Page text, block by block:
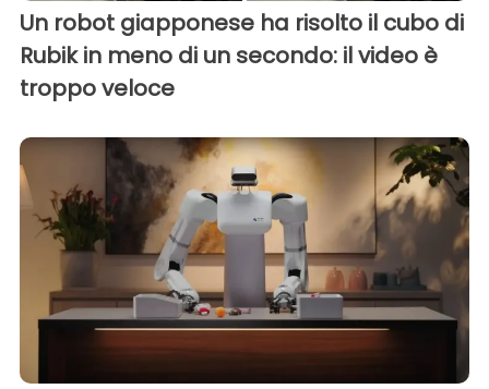
Un robot giapponese ha risolto il cubo di
Rubik in meno di un secondo: il video è
troppo veloce